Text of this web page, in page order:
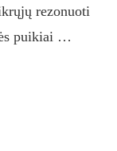
rezonuoti
puikiai …